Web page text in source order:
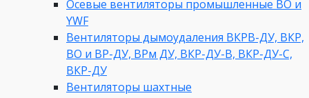
Осевые вентиляторы промышленные ВО и
YWF
Вентиляторы дымоудаления ВКРВ-ДУ, ВКР,
ВО и ВР-ДУ, ВРм ДУ, ВКР-ДУ-В, ВКР-ДУ-С,
ВКР-ДУ
Вентиляторы шахтные